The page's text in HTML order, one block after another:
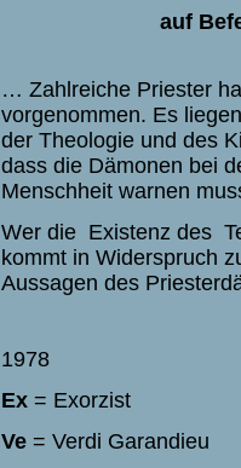
auf
… Zahlreiche Priester
vorgenommen. Es
der Theologie und des
dass die Dämonen bei
Menschheit warnen
Wer die Existenz des
kommt in Widerspruch
Aussagen des
1978
Ex= Exorzist
Ve= Verdi Garandieu